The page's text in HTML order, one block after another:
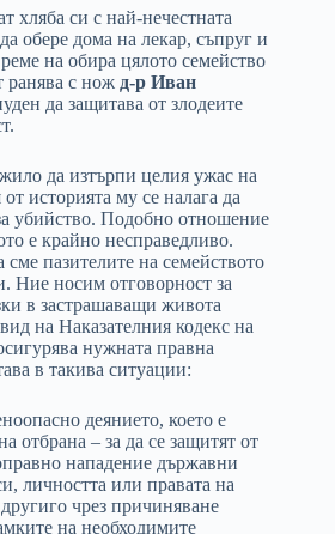
хляба си с най-нечестната
обере дома на лекар, съпруг и
на обира цялото семейство
ранява с нож д-р Иван
да защитава от злодеите
да изтърпи целия ужас на
историята му се налага да
убийство. Подобно отношение
е крайно несправедливо.
пазителите на семейството
Ние носим отговорност за
в застрашаващи живота
на Наказателния кодекс на
нужната правна
в такива ситуации:
деянието, което е
отбрана – за да се защитят от
нападение държавни
личността или правата на
чрез причиняване
на необходимите